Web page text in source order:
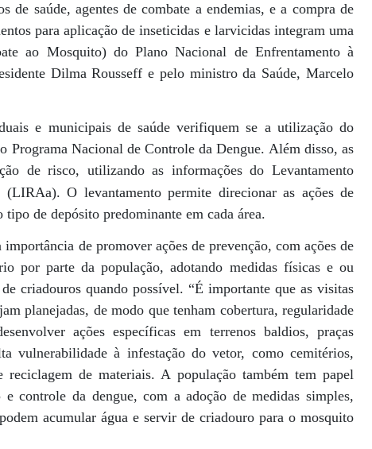
de saúde, agentes de combate a endemias, e a compra de
para aplicação de inseticidas e larvicidas integram uma
ao Mosquito) do Plano Nacional de Enfrentamento à
Dilma Rousseff e pelo ministro da Saúde, Marcelo
e municipais de saúde verifiquem se a utilização do
Programa Nacional de Controle da Dengue. Além disso, as
de risco, utilizando as informações do Levantamento
(LIRAa). O levantamento permite direcionar as ações de
de depósito predominante em cada área.
de promover ações de prevenção, com ações de
por parte da população, adotando medidas físicas e ou
criadouros quando possível. “É importante que as visitas
planejadas, de modo que tenham cobertura, regularidade
ações específicas em terrenos baldios, praças
vulnerabilidade à infestação do vetor, como cemitérios,
reciclagem de materiais. A população também tem papel
e controle da dengue, com a adoção de medidas simples,
acumular água e servir de criadouro para o mosquito